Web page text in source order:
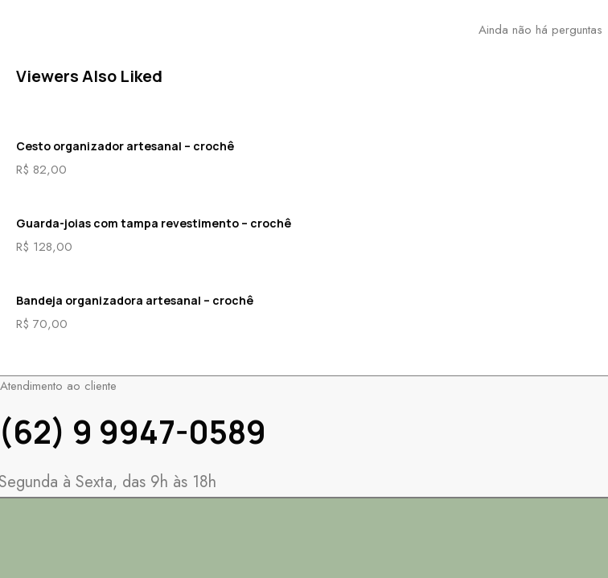
Ainda não há perguntas
Viewers Also Liked
Cesto organizador artesanal – crochê
R$ 82,00
Guarda-joias com tampa revestimento – crochê
R$ 128,00
Bandeja organizadora artesanal – crochê
R$ 70,00
Atendimento ao cliente
9 9947-0589
à Sexta, das 9h às 18h